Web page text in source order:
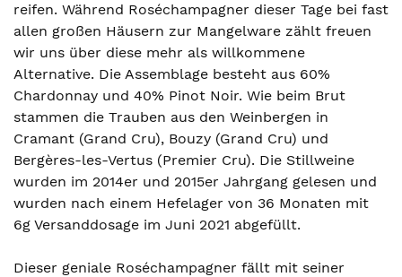
reifen. Während Roséchampagner dieser Tage bei fast
allen großen Häusern zur Mangelware zählt freuen
wir uns über diese mehr als willkommene
Alternative. Die Assemblage besteht aus 60%
Chardonnay und 40% Pinot Noir. Wie beim Brut
stammen die Trauben aus den Weinbergen in
Cramant (Grand Cru), Bouzy (Grand Cru) und
Bergères-les-Vertus (Premier Cru). Die Stillweine
wurden im 2014er und 2015er Jahrgang gelesen und
wurden nach einem Hefelager von 36 Monaten mit
6g Versanddosage im Juni 2021 abgefüllt.
Dieser geniale Roséchampagner fällt mit seiner